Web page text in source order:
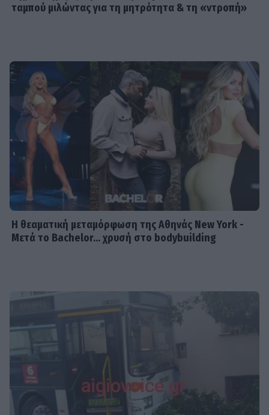
ταμπού μιλώντας για τη μητρότητα & τη «ντροπή»
Η θεαματική μεταμόρφωση της Αθηνάς New York -
Μετά το Bachelor... χρυσή στο bodybuilding